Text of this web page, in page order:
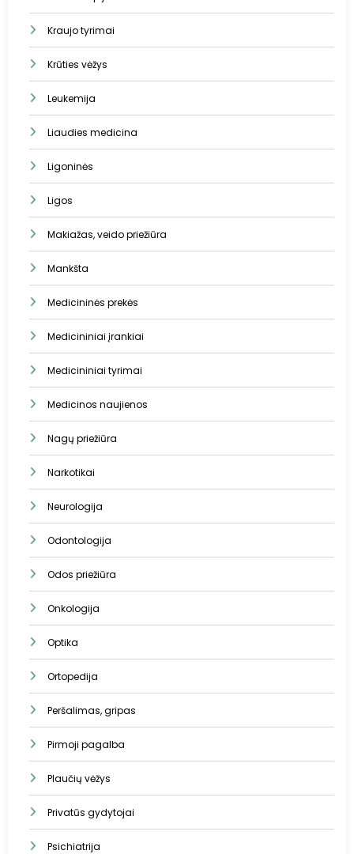
Kraujo tyrimai
Krūties vėžys
Leukemija
Liaudies medicina
Ligoninės
Ligos
Makiažas, veido priežiūra
Mankšta
Medicininės prekės
Medicininiai įrankiai
Medicininiai tyrimai
Medicinos naujienos
Nagų priežiūra
Narkotikai
Neurologija
Odontologija
Odos priežiūra
Onkologija
Optika
Ortopedija
Peršalimas, gripas
Pirmoji pagalba
Plaučių vėžys
Privatūs gydytojai
Psichiatrija